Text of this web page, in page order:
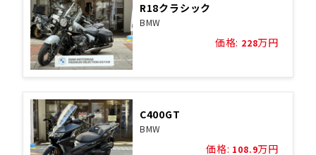
R18クラシック
BMW
価格: 228万円
C400GT
BMW
価格: 108.9万円